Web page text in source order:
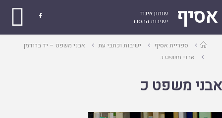
אסיף
שנתון איגוד
ישיבות ההסדר

עמוד
ראשי
ספריית אסיף ישיבות וכתבי עת
אבני משפט – יד ברודמן
אבני משפט כ
אבני משפט כ